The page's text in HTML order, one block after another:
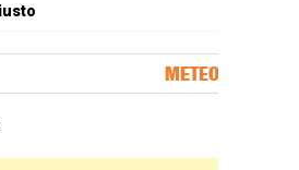
METEO
delle Marche